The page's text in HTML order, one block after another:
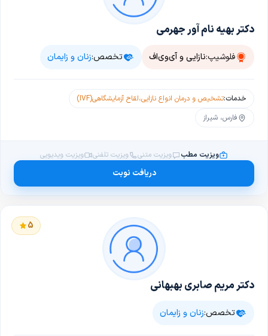
دکتر بهیه نام آور جهرمی
فلوشیپ:نازایی و آی‌وی‌اف تخصص:زنان و زایمان
خدمات:تشخیص و درمان انواع نازایی،لقاح آزمایشگاهی(IVF)
فارس، شیراز
ویزیت مطب ویزیت متنی ویزیت تلفنی ویزیت ویدیویی
دریافت نوبت
5
دکتر مریم صابری بهبهانی
تخصص:زنان و زایمان